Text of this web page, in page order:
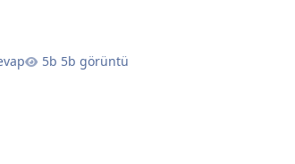
5b görüntü